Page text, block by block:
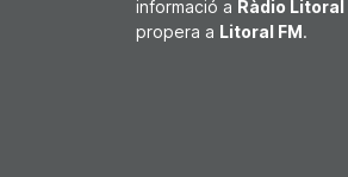
informació a Ràdio Litoral
propera a Litoral FM.